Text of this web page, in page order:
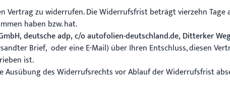
Vertrag zu widerrufen. Die Widerrufsfrist beträgt vierzehn Tage
haben bzw. hat.
deutsche adp, c/o autofolien-deutschland.de, Ditterker
Brief, oder eine E-Mail) über Ihren Entschluss, diesen
ist.
des Widerrufsrechts vor Ablauf der Widerrufsfrist